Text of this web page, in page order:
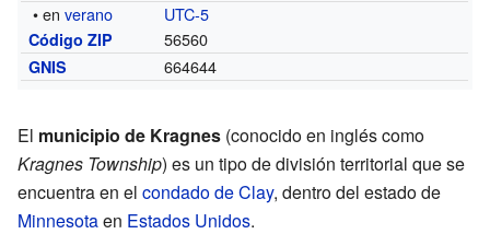
• enverano UTC-5
Código ZIP 56560
GNIS 664644
El municipio de Kragnes (conocido en inglés como
Kragnes Township) es un tipo de división territorial que se
encuentra en el condado de Clay, dentro del estado de
Minnesotaen Estados Unidos.